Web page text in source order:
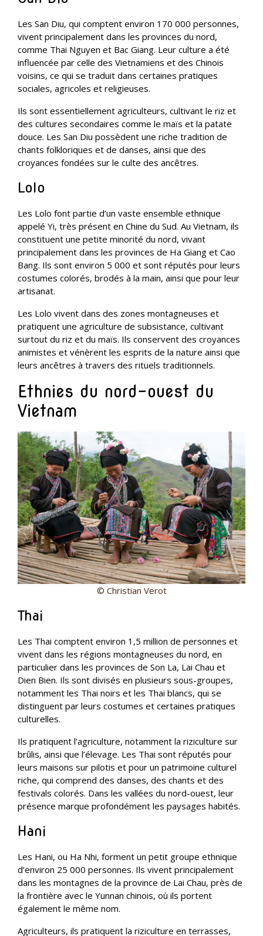
Les San Diu, qui comptent environ 170 000 personnes,
vivent principalement dans les provinces du nord,
comme Thai Nguyen et Bac Giang. Leur culture a été
influencée par celle des Vietnamiens et des Chinois
voisins, ce qui se traduit dans certaines pratiques
sociales, agricoles et religieuses.
Ils sont essentiellement agriculteurs, cultivant le riz et
des cultures secondaires comme le maïs et la patate
douce. Les San Diu possèdent une riche tradition de
chants folkloriques et de danses, ainsi que des
croyances fondées sur le culte des ancêtres.
Lolo
Les Lolo font partie d’un vaste ensemble ethnique
appelé Yi, très présent en Chine du Sud. Au Vietnam, ils
constituent une petite minorité du nord, vivant
principalement dans les provinces de Ha Giang et Cao
Bang. Ils sont environ 5 000 et sont réputés pour leurs
costumes colorés, brodés à la main, ainsi que pour leur
artisanat.
Les Lolo vivent dans des zones montagneuses et
pratiquent une agriculture de subsistance, cultivant
surtout du riz et du maïs. Ils conservent des croyances
animistes et vénèrent les esprits de la nature ainsi que
leurs ancêtres à travers des rituels traditionnels.
Ethnies du nord-ouest du
Vietnam
© Christian Verot
Thai
Les Thai comptent environ 1,5 million de personnes et
vivent dans les régions montagneuses du nord, en
particulier dans les provinces de Son La, Lai Chau et
Dien Bien. Ils sont divisés en plusieurs sous-groupes,
notamment les Thai noirs et les Thai blancs, qui se
distinguent par leurs costumes et certaines pratiques
culturelles.
Ils pratiquent l’agriculture, notamment la riziculture sur
brûlis, ainsi que l’élevage. Les Thai sont réputés pour
leurs maisons sur pilotis et pour un patrimoine culturel
riche, qui comprend des danses, des chants et des
festivals colorés. Dans les vallées du nord-ouest, leur
présence marque profondément les paysages habités.
Hani
Les Hani, ou Ha Nhi, forment un petit groupe ethnique
d’environ 25 000 personnes. Ils vivent principalement
dans les montagnes de la province de Lai Chau, près de
la frontière avec le Yunnan chinois, où ils portent
également le même nom.
Agriculteurs, ils pratiquent la riziculture en terrasses,